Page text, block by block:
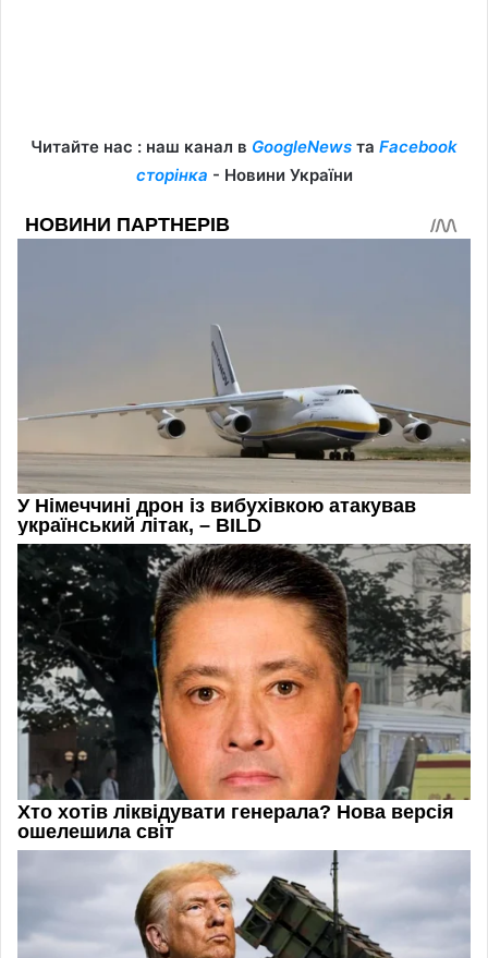
Читайте нас : наш канал в GoogleNews та Facebook
сторінка - Новини України